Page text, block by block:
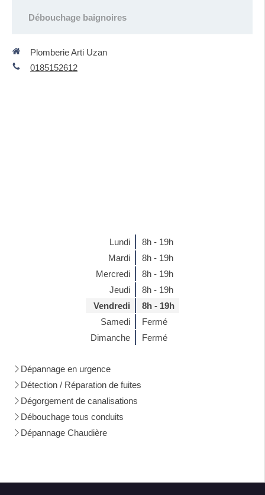
Débouchage baignoires
Plomberie Arti Uzan
0185152612
Lundi
8h - 19h
Mardi
8h - 19h
Mercredi
8h - 19h
Jeudi
8h - 19h
Vendredi
8h - 19h
Samedi
Fermé
Dimanche
Fermé
Dépannage en urgence
Détection / Réparation de fuites
Dégorgement de canalisations
Débouchage tous conduits
Dépannage Chaudière